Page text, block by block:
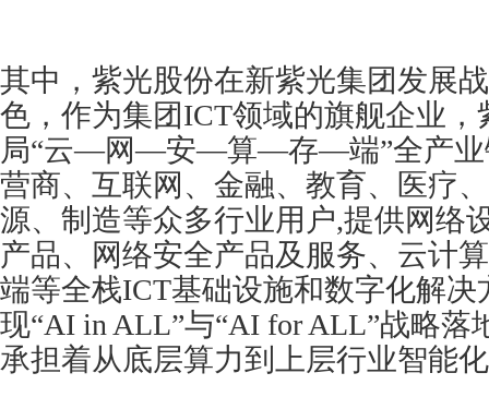
其中，紫光股份在新紫光集团发展
色，作为集团ICT领域的旗舰企业
局“云—网—安—算—存—端”全产业
营商、互联网、金融、教育、医疗
源、制造等众多行业用户,提供网络
产品、网络安全产品及服务、云计
端等全栈ICT基础设施和数字化解决
现“AI in ALL”与“AI for ALL”战略落
承担着从底层算力到上层行业智能